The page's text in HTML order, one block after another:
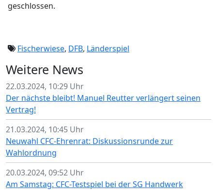
geschlossen.
Fischerwiese, DFB, Länderspiel
Weitere News
22.03.2024, 10:29 Uhr
Der nächste bleibt! Manuel Reutter verlängert seinen
Vertrag!
21.03.2024, 10:45 Uhr
Neuwahl CFC-Ehrenrat: Diskussionsrunde zur
Wahlordnung
20.03.2024, 09:52 Uhr
Am Samstag: CFC-Testspiel bei der SG Handwerk